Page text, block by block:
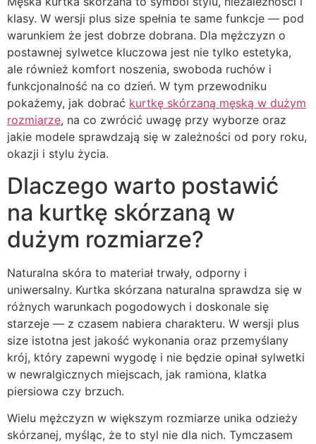
klasy. W wersji plus size spełnia te same funkcje — pod
warunkiem że jest dobrze dobrana. Dla mężczyzn o
postawnej sylwetce kluczowa jest nie tylko estetyka,
ale również komfort noszenia, swoboda ruchów i
funkcjonalność na co dzień. W tym przewodniku
pokażemy, jak dobrać kurtkę skórzaną męską w dużym
rozmiarze, na co zwrócić uwagę przy wyborze oraz
jakie modele sprawdzają się w zależności od pory roku,
okazji i stylu życia.
Dlaczego warto postawić
na kurtkę skórzaną w
dużym rozmiarze?
Naturalna skóra to materiał trwały, odporny i
uniwersalny. Kurtka skórzana naturalna sprawdza się w
różnych warunkach pogodowych i doskonale się
starzeje — z czasem nabiera charakteru. W wersji plus
size istotna jest jakość wykonania oraz przemyślany
krój, który zapewni wygodę i nie będzie opinał sylwetki
w newralgicznych miejscach, jak ramiona, klatka
piersiowa czy brzuch.
Wielu mężczyzn w większym rozmiarze unika odzieży
skórzanej, myśląc, że to styl nie dla nich. Tymczasem